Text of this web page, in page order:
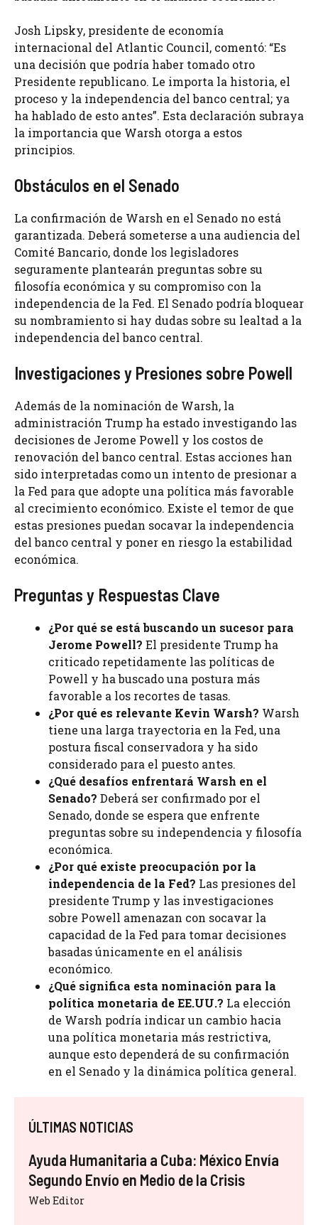
Josh Lipsky, presidente de economía
internacional del Atlantic Council, comentó: “Es
una decisión que podría haber tomado otro
Presidente republicano. Le importa la historia, el
proceso y la independencia del banco central; ya
ha hablado de esto antes”. Esta declaración subraya
la importancia que Warsh otorga a estos
principios.
Obstáculos en el Senado
La confirmación de Warsh en el Senado no está
garantizada. Deberá someterse a una audiencia del
Comité Bancario, donde los legisladores
seguramente plantearán preguntas sobre su
filosofía económica y su compromiso con la
independencia de la Fed. El Senado podría bloquear
su nombramiento si hay dudas sobre su lealtad a la
independencia del banco central.
Investigaciones y Presiones sobre Powell
Además de la nominación de Warsh, la
administración Trump ha estado investigando las
decisiones de Jerome Powell y los costos de
renovación del banco central. Estas acciones han
sido interpretadas como un intento de presionar a
la Fed para que adopte una política más favorable
al crecimiento económico. Existe el temor de que
estas presiones puedan socavar la independencia
del banco central y poner en riesgo la estabilidad
económica.
Preguntas y Respuestas Clave
¿Por qué se está buscando un sucesor para
Jerome Powell? El presidente Trump ha
criticado repetidamente las políticas de
Powell y ha buscado una postura más
favorable a los recortes de tasas.
¿Por qué es relevante Kevin Warsh? Warsh
tiene una larga trayectoria en la Fed, una
postura fiscal conservadora y ha sido
considerado para el puesto antes.
¿Qué desafíos enfrentará Warsh en el
Senado? Deberá ser confirmado por el
Senado, donde se espera que enfrente
preguntas sobre su independencia y filosofía
económica.
¿Por qué existe preocupación por la
independencia de la Fed? Las presiones del
presidente Trump y las investigaciones
sobre Powell amenazan con socavar la
capacidad de la Fed para tomar decisiones
basadas únicamente en el análisis
económico.
¿Qué significa esta nominación para la
política monetaria de EE.UU.? La elección
de Warsh podría indicar un cambio hacia
una política monetaria más restrictiva,
aunque esto dependerá de su confirmación
en el Senado y la dinámica política general.
ÚLTIMAS NOTICIAS
Ayuda Humanitaria a Cuba: México Envía
Segundo Envío en Medio de la Crisis
Web Editor